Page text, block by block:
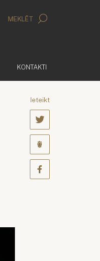
MEKLĒT
KONTAKTI
Ieteikt